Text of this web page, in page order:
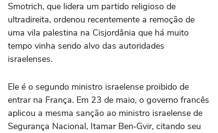
Smotrich, que lidera um partido religioso de
ultradireita, ordenou recentemente a remoção de
uma vila palestina na Cisjordânia que há muito
tempo vinha sendo alvo das autoridades
israelenses.
Ele é o segundo ministro israelense proibido de
entrar na França. Em 23 de maio, o governo francês
aplicou a mesma sanção ao ministro israelense de
Segurança Nacional, Itamar Ben‑Gvir, citando seu